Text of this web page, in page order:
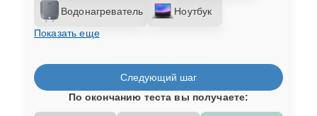
Водонагреватель
Ноутбук
Показать еще
Следующий шаг
По окончанию теста вы получаете: